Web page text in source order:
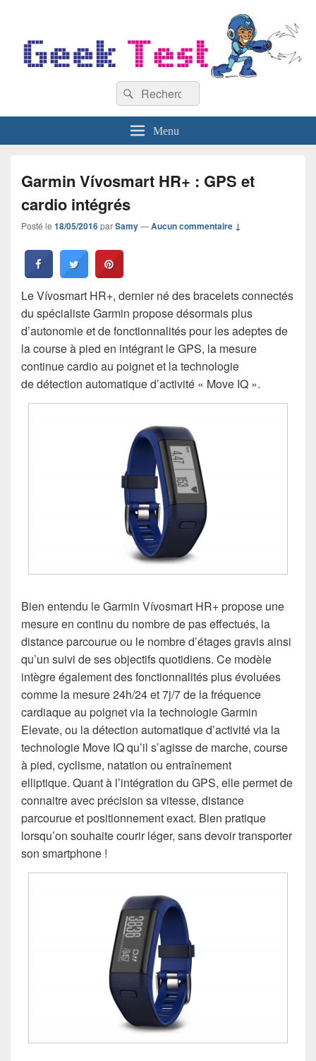
Recherche :
Rechercher
Menu
Garmin Vívosmart HR+ : GPS et
cardio intégrés
Posté le 18/05/2016parSamy—Aucun commentaire ↓
Le Vívosmart HR+, dernier né des bracelets connectés
du spécialiste Garmin propose désormais plus
d’autonomie et de fonctionnalités pour les adeptes de
la course à pied en intégrant le GPS, la mesure
continue cardio au poignet et la technologie
de détection automatique d’activité « Move IQ ».
Bien entendu le Garmin Vívosmart HR+ propose une
mesure en continu du nombre de pas effectués, la
distance parcourue ou le nombre d’étages gravis ainsi
qu’un suivi de ses objectifs quotidiens. Ce modèle
intègre également des fonctionnalités plus évoluées
comme la mesure 24h/24 et 7j/7 de la fréquence
cardiaque au poignet via la technologie Garmin
Elevate, ou la détection automatique d’activité via la
technologie Move IQ qu’il s’agisse de marche, course
à pied, cyclisme, natation ou entraînement
elliptique. Quant à l’intégration du GPS, elle permet de
connaitre avec précision sa vitesse, distance
parcourue et positionnement exact. Bien pratique
lorsqu’on souhaite courir léger, sans devoir transporter
son smartphone !